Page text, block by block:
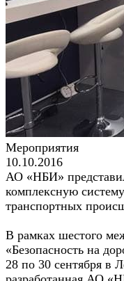
Мероприятия
10.10.2016
АО «НБИ»
комплексную
транспортных
В рамках шестого
«Безопасность на
28 по 30 сентября в